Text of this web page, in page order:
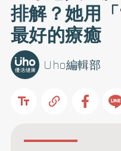
排解？她用
最好的療癒
Uho編輯部